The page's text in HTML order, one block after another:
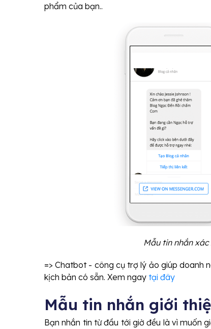
phẩm của bạn..
Mẫu tin nhắn
=> Chatbot - công cụ trợ lý ảo giúp doanh
kịch bản có sẵn. Xem ngay tại đây
Mẫu tin nhắn giới
Bạn nhắn tin từ đầu tới giờ đều là vì muốn